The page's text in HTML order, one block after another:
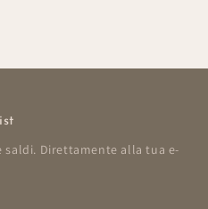
Direttamente alla tua e-